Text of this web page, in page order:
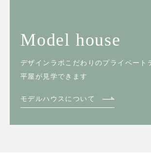
Model house
デザインラボこだわりのプライベート
平屋が見学できます
モデルハウスについて